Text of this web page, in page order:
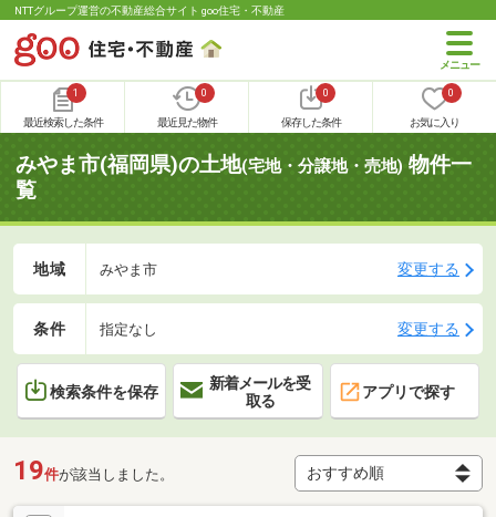
NTTグループ運営の不動産総合サイト goo住宅・不動産
1
最近検索した条件
0
最近見た物件
0
保存した条件
0
お気に入り
みやま市(福岡県)の土地(宅地・分譲地・売地) 物件一
覧
地域 みやま市 変更する
条件 指定なし 変更する
検索条件を保存
新着メールを受
取る
アプリで探す
19件が該当しました。